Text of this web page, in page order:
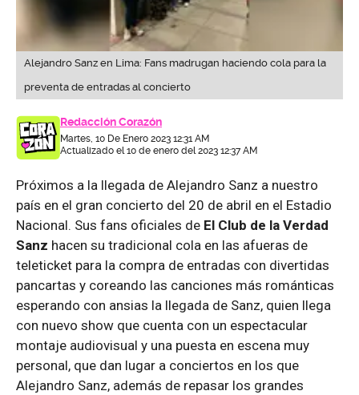
Alejandro Sanz en Lima: Fans madrugan haciendo cola para la
preventa de entradas al concierto
Redacción Corazón
Martes, 10 De Enero 2023 12:31 AM
Actualizado el 10 de enero del 2023 12:37 AM
Próximos a la llegada de Alejandro Sanz a nuestro
país en el gran concierto del 20 de abril en el Estadio
Nacional. Sus fans oficiales de El Club de la Verdad
Sanz hacen su tradicional cola en las afueras de
teleticket para la compra de entradas con divertidas
pancartas y coreando las canciones más románticas
esperando con ansias la llegada de Sanz, quien llega
con nuevo show que cuenta con un espectacular
montaje audiovisual y una puesta en escena muy
personal, que dan lugar a conciertos en los que
Alejandro Sanz, además de repasar los grandes